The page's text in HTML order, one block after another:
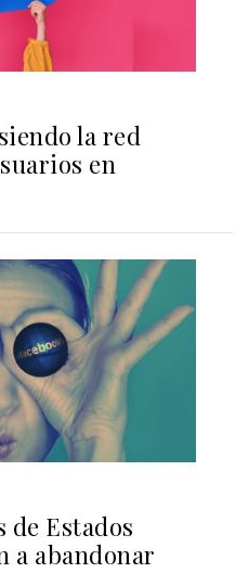
la red
en
de Estados
a abandonar